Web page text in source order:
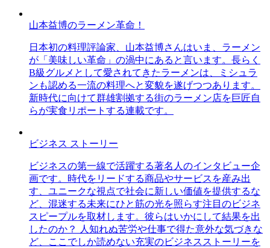
山本益博のラーメン革命！
日本初の料理評論家、山本益博さんはいま、ラーメン
が「美味しい革命」の渦中にあると言います。長らく
B級グルメとして愛されてきたラーメンは、ミシュラ
ンも認める一流の料理へと変貌を遂げつつあります。
新時代に向けて群雄割拠する街のラーメン店を巨匠自
らが実食リポートする連載です。
ビジネス ストーリー
ビジネスの第一線で活躍する著名人のインタビュー企
画です。時代をリードする商品やサービスを産み出
す、ユニークな視点で社会に新しい価値を提供するな
ど、混迷する未来にひと筋の光を照らす注目のビジネ
スピープルを取材します。彼らはいかにして結果を出
したのか？ 人知れぬ苦労や仕事で得た意外な気づきな
ど、ここでしか読めない充実のビジネスストーリーを